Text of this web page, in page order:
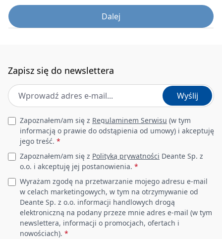
Dalej
Zapisz się do newslettera
Adres e-mail *
Wyślij
Leave this field empty
Zapoznałem/am się z Regulaminem Serwisu (w tym
informacją o prawie do odstąpienia od umowy) i akceptuję
jego treść. *
Zapoznałem/am się z Polityką prywatności Deante Sp. z
o.o. i akceptuję jej postanowienia. *
Wyrażam zgodę na przetwarzanie mojego adresu e-mail
w celach marketingowych, w tym na otrzymywanie od
Deante Sp. z o.o. informacji handlowych drogą
elektroniczną na podany przeze mnie adres e-mail (w tym
newslettera, informacji o promocjach, ofertach i
nowościach). *